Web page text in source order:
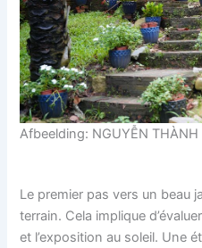
Afbeelding: NGUYỄN THÀNH
Le premier pas vers un beau
terrain. Cela implique
et l’exposition au soleil. Une